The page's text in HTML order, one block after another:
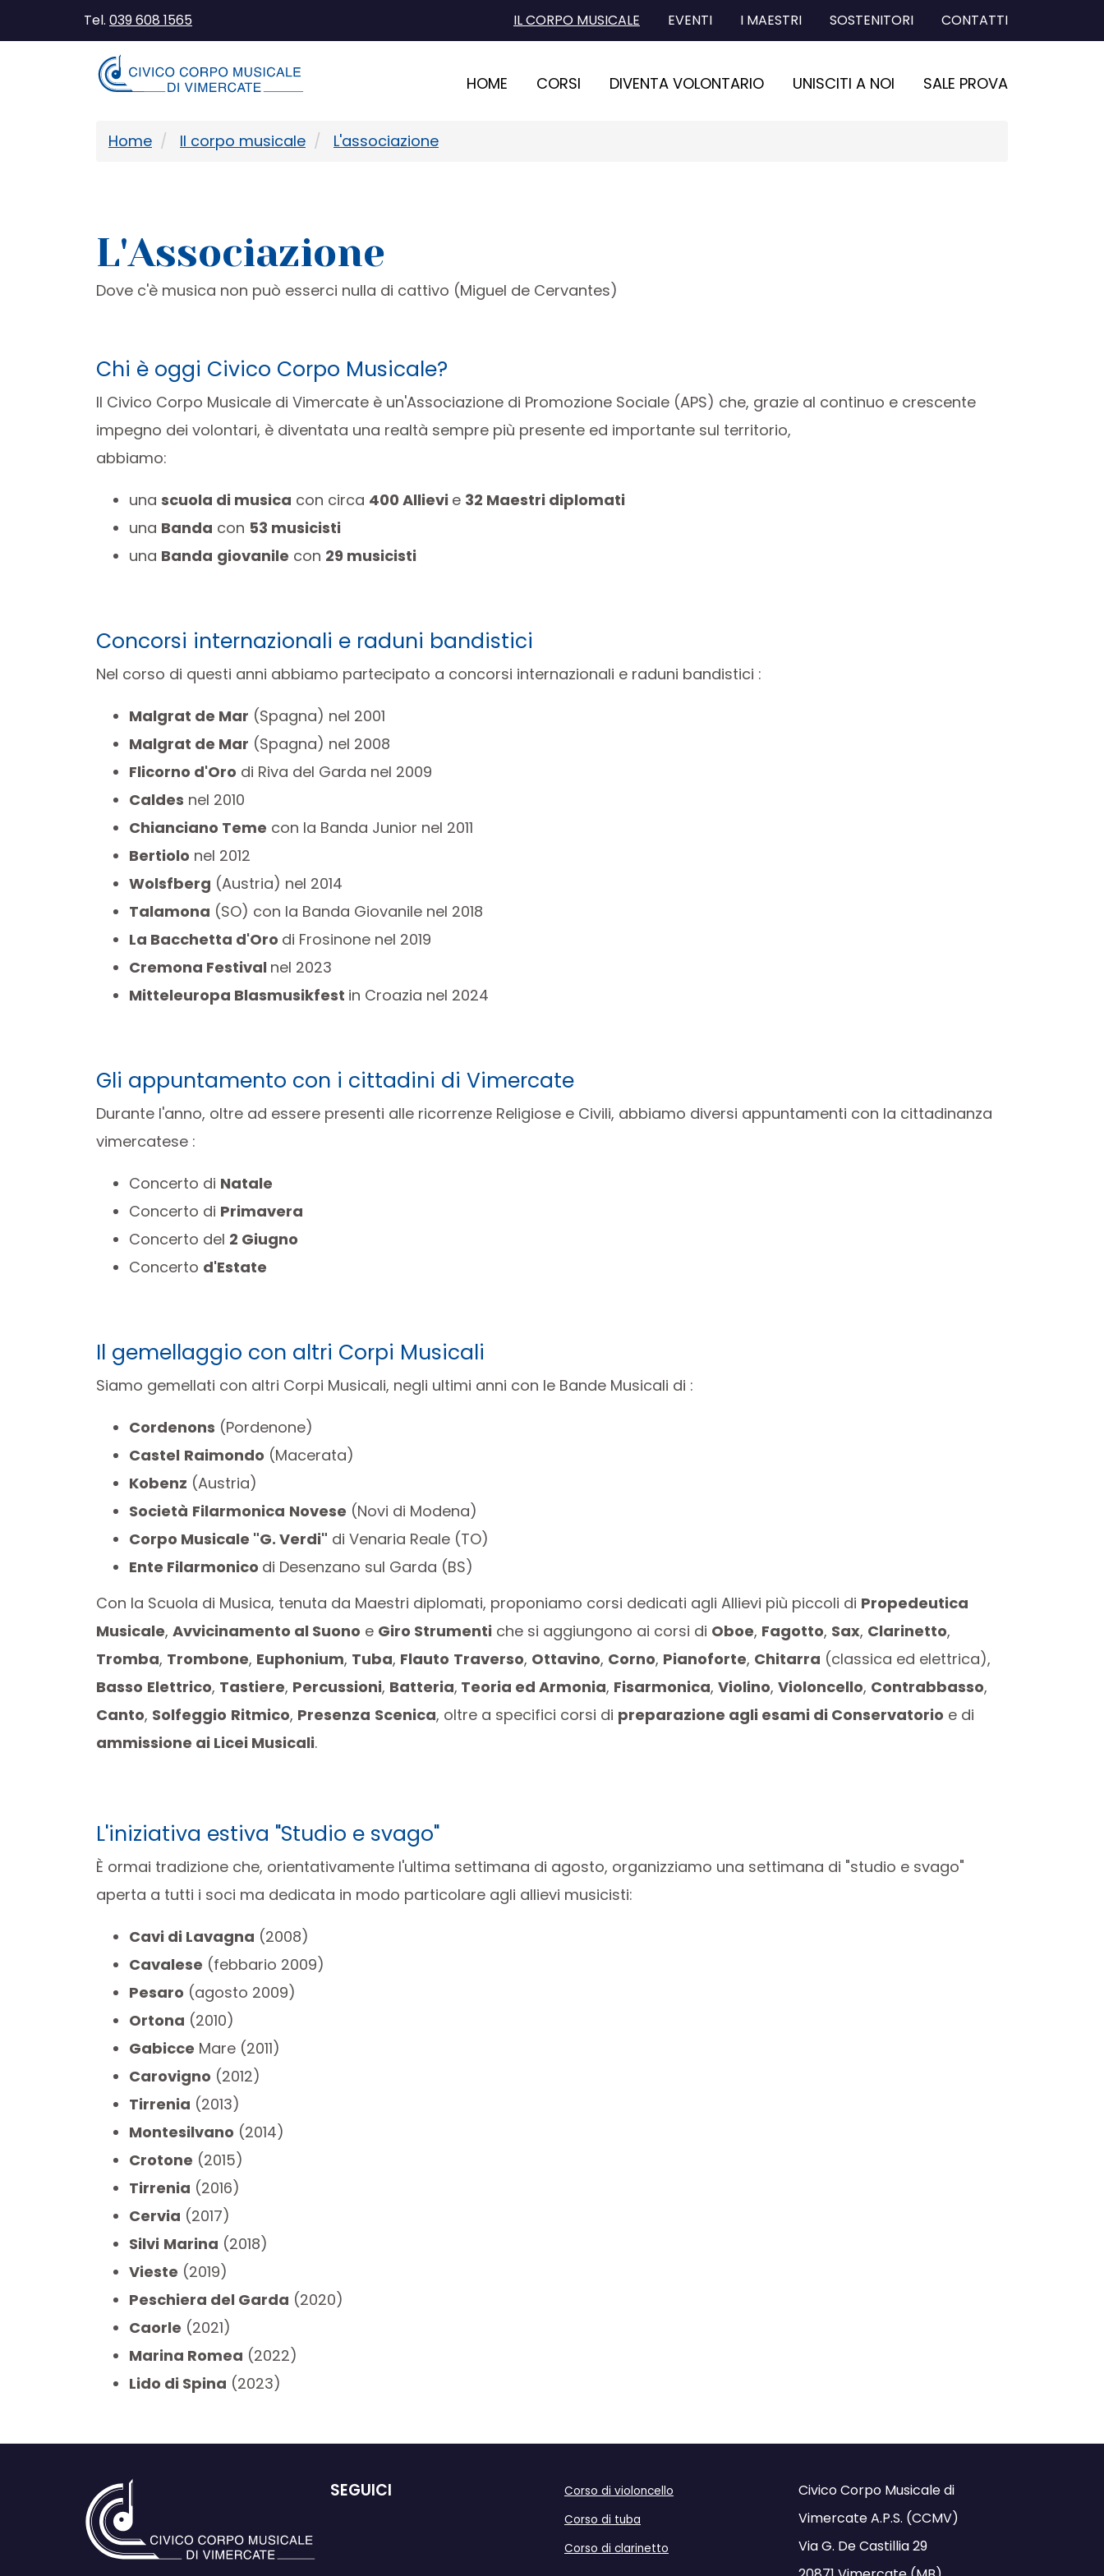
Tel. 039 608 1565 IL CORPO MUSICALE EVENTI I MAESTRI SOSTENITORI CONTATTI
HOME CORSI DIVENTA VOLONTARIO UNISCITI A NOI SALE PROVA
Home Il corpo musicale L'associazione
L'Associazione
Dove c'è musica non può esserci nulla di cattivo (Miguel de Cervantes)
Chi è oggi Civico Corpo Musicale?
Il Civico Corpo Musicale di Vimercate è un'Associazione di Promozione Sociale (APS) che, grazie al continuo e crescente
impegno dei volontari, è diventata una realtà sempre più presente ed importante sul territorio,
abbiamo:
una scuola di musica con circa 400 Allievi e 32 Maestri diplomati
una Banda con 53 musicisti
una Banda giovanile con 29 musicisti
Concorsi internazionali e raduni bandistici
Nel corso di questi anni abbiamo partecipato a concorsi internazionali e raduni bandistici :
Malgrat de Mar (Spagna) nel 2001
Malgrat de Mar (Spagna) nel 2008
Flicorno d'Oro di Riva del Garda nel 2009
Caldes nel 2010
Chianciano Teme con la Banda Junior nel 2011
Bertiolo nel 2012
Wolsfberg (Austria) nel 2014
Talamona (SO) con la Banda Giovanile nel 2018
La Bacchetta d'Oro di Frosinone nel 2019
Cremona Festival nel 2023
Mitteleuropa Blasmusikfest in Croazia nel 2024
Gli appuntamento con i cittadini di Vimercate
Durante l'anno, oltre ad essere presenti alle ricorrenze Religiose e Civili, abbiamo diversi appuntamenti con la cittadinanza
vimercatese :
Concerto di Natale
Concerto di Primavera
Concerto del 2 Giugno
Concerto d'Estate
Il gemellaggio con altri Corpi Musicali
Siamo gemellati con altri Corpi Musicali, negli ultimi anni con le Bande Musicali di :
Cordenons (Pordenone)
Castel Raimondo (Macerata)
Kobenz (Austria)
Società Filarmonica Novese (Novi di Modena)
Corpo Musicale "G. Verdi" di Venaria Reale (TO)
Ente Filarmonico di Desenzano sul Garda (BS)
Con la Scuola di Musica, tenuta da Maestri diplomati, proponiamo corsi dedicati agli Allievi più piccoli di Propedeutica
Musicale, Avvicinamento al Suono e Giro Strumenti che si aggiungono ai corsi di Oboe, Fagotto, Sax, Clarinetto,
Tromba, Trombone, Euphonium, Tuba, Flauto Traverso, Ottavino, Corno, Pianoforte, Chitarra (classica ed elettrica),
Basso Elettrico, Tastiere, Percussioni, Batteria, Teoria ed Armonia, Fisarmonica, Violino, Violoncello, Contrabbasso,
Canto, Solfeggio Ritmico, Presenza Scenica, oltre a specifici corsi di preparazione agli esami di Conservatorio e di
ammissione ai Licei Musicali.
L'iniziativa estiva "Studio e svago"
È ormai tradizione che, orientativamente l'ultima settimana di agosto, organizziamo una settimana di "studio e svago"
aperta a tutti i soci ma dedicata in modo particolare agli allievi musicisti:
Cavi di Lavagna (2008)
Cavalese (febbario 2009)
Pesaro (agosto 2009)
Ortona (2010)
Gabicce Mare (2011)
Carovigno (2012)
Tirrenia (2013)
Montesilvano (2014)
Crotone (2015)
Tirrenia (2016)
Cervia (2017)
Silvi Marina (2018)
Vieste (2019)
Peschiera del Garda (2020)
Caorle (2021)
Marina Romea (2022)
Lido di Spina (2023)
SEGUICI
Corso di violoncello
Corso di tuba
Corso di clarinetto
Civico Corpo Musicale di
Vimercate A.P.S. (CCMV)
Via G. De Castillia 29